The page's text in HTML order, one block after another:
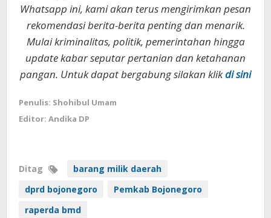
Whatsapp ini, kami akan terus mengirimkan pesan
rekomendasi berita-berita penting dan menarik.
Mulai kriminalitas, politik, pemerintahan hingga
update kabar seputar pertanian dan ketahanan
pangan. Untuk dapat bergabung silakan klikdi sini
Penulis: Shohibul Umam
Editor: Andika DP
Ditag
barang milik daerah
dprd bojonegoro
Pemkab Bojonegoro
raperda bmd